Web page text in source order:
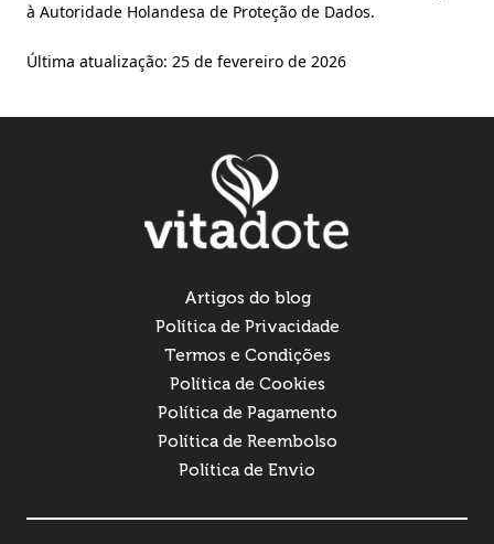
à Autoridade Holandesa de Proteção de Dados.
Última atualização: 25 de fevereiro de 2026
Artigos do blog
Política de Privacidade
Termos e Condições
Política de Cookies
Política de Pagamento
Política de Reembolso
Política de Envio